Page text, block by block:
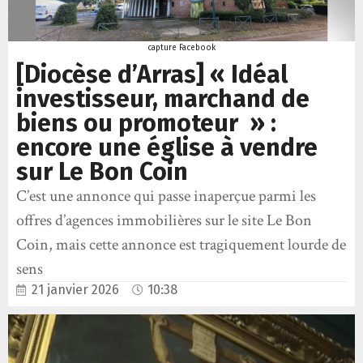
capture Facebook
[Diocèse d’Arras] « Idéal
investisseur, marchand de
biens ou promoteur » :
encore une église à vendre
sur Le Bon Coin
C’est une annonce qui passe inaperçue parmi les
offres d’agences immobilières sur le site Le Bon
Coin, mais cette annonce est tragiquement lourde de
sens
21 janvier 2026 10:38